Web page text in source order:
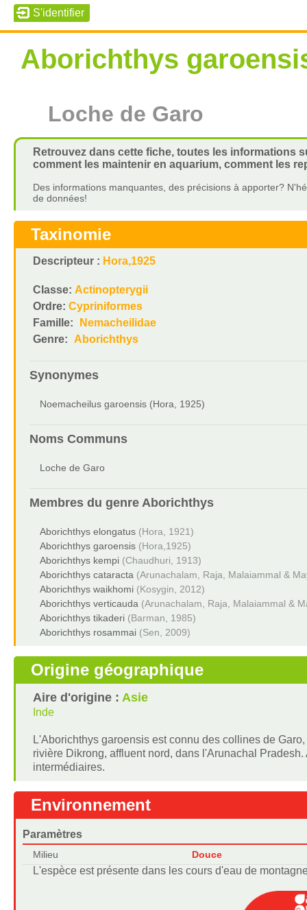
Aborichthys
Loche de Garo
Retrouvez dans cette fiche, toutes les informations
comment les maintenir en aquarium, comment les
Des informations manquantes, des précisions à apporter?
de données!
Taxinomie
Descripteur : Hora,1925
Classe: Actinopterygii
Ordre: Cypriniformes
Famille:
Nemacheilidae
Genre: Aborichthys
Synonymes
Noemacheilus garoensis (Hora, 1925)
Noms Communs
Loche de Garo
Membres du genre Aborichthys
Aborichthys elongatus (Hora, 1921)
Aborichthys garoensis (Hora,1925)
Aborichthys kempi (Chaudhuri, 1913)
Aborichthys cataracta (Arunachalam, Raja, Malaiammal &
Aborichthys waikhomi (Kosygin, 2012)
Aborichthys verticauda (Arunachalam, Raja, Malaiammal &
Aborichthys tikaderi (Barman, 1985)
Aborichthys rosammai (Sen, 2009)
Origine géographique
Aire d'origine : Asie
Inde
L'Aborichthys garoensis est connu des collines de
rivière Dikrong, affluent nord, dans l'Arunachal
intermédiaires.
Environnement
Paramètres
Milieu Douce
L'espèce est présente dans les cours d'eau de